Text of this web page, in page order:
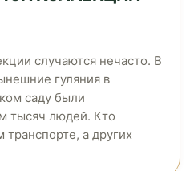
случаются нечасто. В
гуляния в
саду были
тысяч людей. Кто
а других